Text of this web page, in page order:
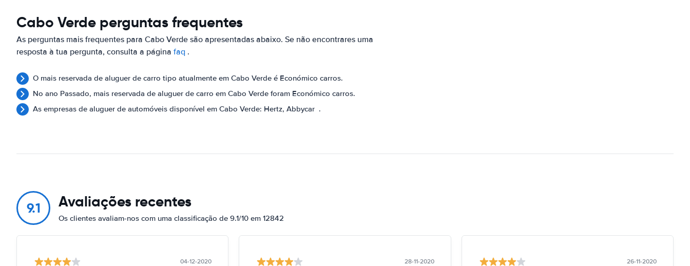
Cabo Verde perguntas frequentes
As perguntas mais frequentes para Cabo Verde são apresentadas abaixo. Se não encontrares uma
resposta à tua pergunta, consulta a página faq .
O mais reservada de aluguer de carro tipo atualmente em Cabo Verde é Económico carros.
No ano Passado, mais reservada de aluguer de carro em Cabo Verde foram Económico carros.
As empresas de aluguer de automóveis disponível em Cabo Verde: Hertz Abbycar .
9.1 Avaliações recentes
Os clientes avaliam-nos com uma classificação de 9.1/10 em 12842
04-12-2020 28-11-2020 26-11-2020